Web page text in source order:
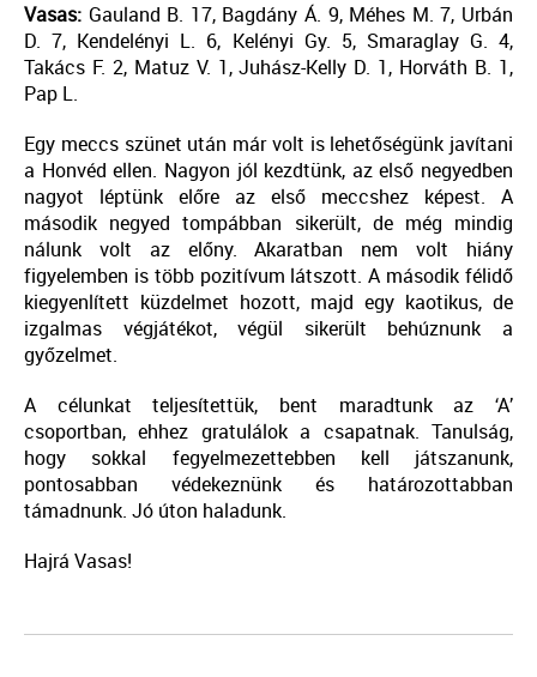
Vasas: Gauland B. 17, Bagdány Á. 9, Méhes M. 7, Urbán
D. 7, Kendelényi L. 6, Kelényi Gy. 5, Smaraglay G. 4,
Takács F. 2, Matuz V. 1, Juhász-Kelly D. 1, Horváth B. 1,
Pap L.
Egy meccs szünet után már volt is lehetőségünk javítani
a Honvéd ellen. Nagyon jól kezdtünk, az első negyedben
nagyot léptünk előre az első meccshez képest. A
második negyed tompábban sikerült, de még mindig
nálunk volt az előny. Akaratban nem volt hiány
figyelemben is több pozitívum látszott. A második félidő
kiegyenlített küzdelmet hozott, majd egy kaotikus, de
izgalmas végjátékot, végül sikerült behúznunk a
győzelmet.
A célunkat teljesítettük, bent maradtunk az ‘A’
csoportban, ehhez gratulálok a csapatnak. Tanulság,
hogy sokkal fegyelmezettebben kell játszanunk,
pontosabban védekeznünk és határozottabban
támadnunk. Jó úton haladunk.
Hajrá Vasas!